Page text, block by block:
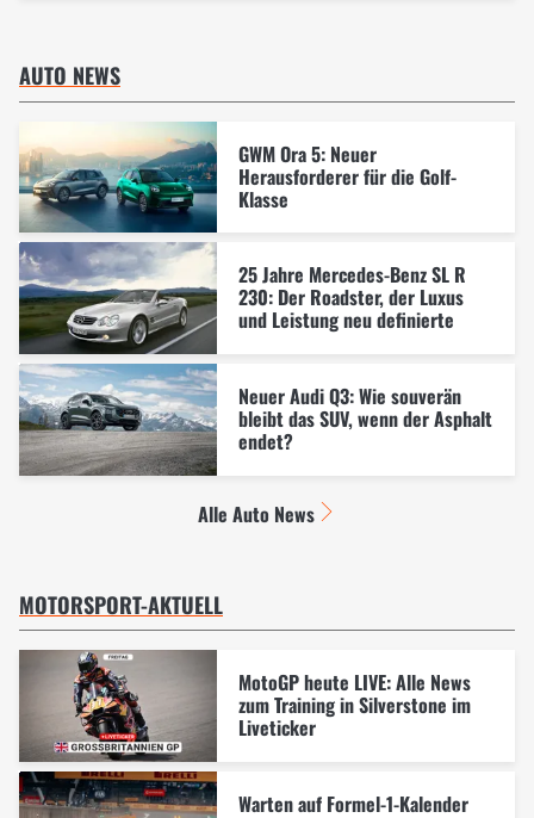
AUTO NEWS
GWM Ora 5: Neuer
Herausforderer für die Golf-
Klasse
25 Jahre Mercedes-Benz SL R
230: Der Roadster, der Luxus
und Leistung neu definierte
Neuer Audi Q3: Wie souverän
bleibt das SUV, wenn der Asphalt
endet?
Alle Auto News
MOTORSPORT-AKTUELL
MotoGP heute LIVE: Alle News
zum Training in Silverstone im
Liveticker
Warten auf Formel-1-Kalender